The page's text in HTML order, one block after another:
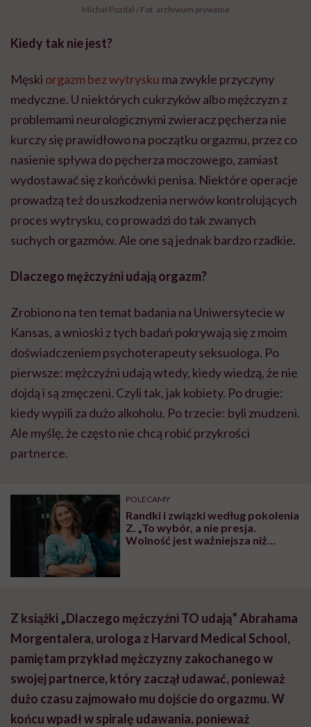
Michał Pozdał / Fot. archiwum prywatne
Kiedy tak nie jest?
Męski orgazm bez wytrysku ma zwykle przyczyny
medyczne. U niektórych cukrzyków albo mężczyzn z
problemami neurologicznymi zwieracz pęcherza nie
kurczy się prawidłowo na początku orgazmu, przez co
nasienie spływa do pęcherza moczowego, zamiast
wydostawać się z końcówki penisa. Niektóre operacje
prowadzą też do uszkodzenia nerwów kontrolujących
proces wytrysku, co prowadzi do tak zwanych
suchych orgazmów. Ale one są jednak bardzo rzadkie.
Dlaczego mężczyźni udają orgazm?
Zrobiono na ten temat badania na Uniwersytecie w
Kansas, a wnioski z tych badań pokrywają się z moim
doświadczeniem psychoterapeuty seksuologa. Po
pierwsze: mężczyźni udają wtedy, kiedy wiedzą, że nie
dojdą i są zmęczeni. Czyli tak, jak kobiety. Po drugie:
kiedy wypili za dużo alkoholu. Po trzecie: byli znudzeni.
Ale myślę, że często nie chcą robić przykrości
partnerce.
POLECAMY
Randki i związki według pokolenia
Z. „To wybór, a nie presja.
Wolność jest ważniejsza niż
Z książki „Dlaczego mężczyźni TO udają” Abrahama
Morgentalera, urologa z Harvard Medical School,
pamiętam przykład mężczyzny zakochanego w
swojej partnerce, który zaczął udawać, ponieważ
dużo czasu zajmowało mu dojście do orgazmu. W
końcu wpadł w spiralę udawania, ponieważ